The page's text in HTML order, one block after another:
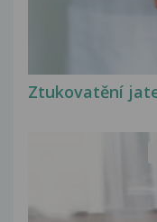
Ztukovatění